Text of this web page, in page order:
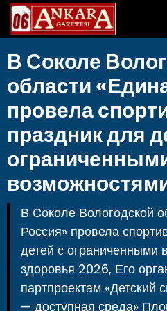
В Соколе
области
провела
праздник для
В Соколе Вологодской
Россия» провела
детей с ограниченными
здоровья 2026, Его
партпроектам «Детский
— доступная среда»